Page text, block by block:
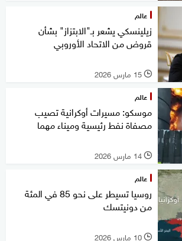
عالم
زيلينسكي يشعر بـ"الابتزاز" بشأن
قروض من الاتحاد الأوروبي
l 15 مارس 2026
عالم
موسكو: مسيرات أوكرانية تصيب
مصفاة نفط رئيسية وميناء مهما
l 14 مارس 2026
عالم
روسيا تسيطر على نحو 85 في المئة
من دونيتسك
l 10 مارس 2026